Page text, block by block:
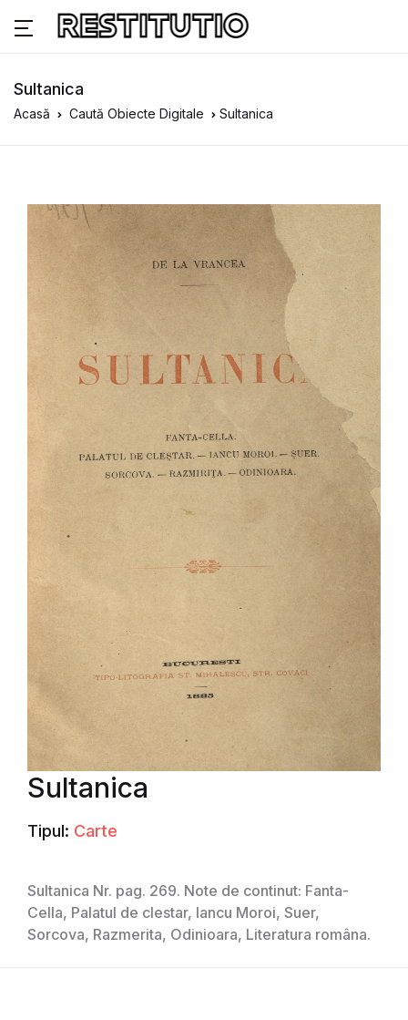
Sultanica
Acasă Caută Obiecte Digitale Sultanica
Sultanica
Tipul: Carte
Sultanica Nr. pag. 269. Note de continut: Fanta-
Cella, Palatul de clestar, Iancu Moroi, Suer,
Sorcova, Razmerita, Odinioara, Literatura româna.